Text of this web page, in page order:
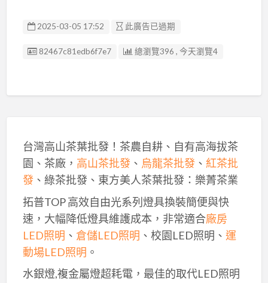
2025-03-05 17:52 此廣告已過期
廣告编號
82467c81edb6f7e7 總瀏覽396 , 今天瀏覽4
台灣高山茶葉批發！茶農自耕、自有高海拔茶
園、茶廠， 高山茶批發、 烏龍茶批發、 紅茶批
發、綠茶批發、東方美人茶葉批發：樂菁茶業
拓普TOP 高效自由光系列燈具換裝簡便與快
速，大幅降低燈具維護成本，非常適合廠房
LED照明 、 倉儲LED照明 、校園LED照明、 運
動場LED照明 。
水銀燈,複金屬燈超耗電，最佳的取代LED照明